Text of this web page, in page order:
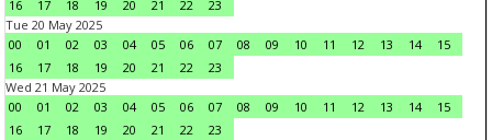
16
17 18 19 20 21 22
23
Tue 20 May 2025
00
01 02 03 04 05 06 07 08 09 10 11 12 13 14
15
16
17 18 19 20 21 22
23
Wed 21 May 2025
00
01 02 03 04 05 06 07 08 09 10 11 12 13 14
15
16
17 18 19 20 21 22
23